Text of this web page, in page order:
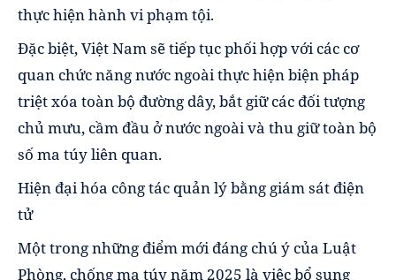
thực hiện hành vi phạm tội.
Đặc biệt, Việt Nam sẽ tiếp tục phối hợp với các cơ
quan chức năng nước ngoài thực hiện biện pháp
triệt xóa toàn bộ đường dây, bắt giữ các đối tượng
chủ mưu, cầm đầu ở nước ngoài và thu giữ toàn bộ
số ma túy liên quan.
Hiện đại hóa công tác quản lý bằng giám sát điện
tử
Một trong những điểm mới đáng chú ý của Luật
Phòng, chống ma túy năm 2025 là việc bổ sung